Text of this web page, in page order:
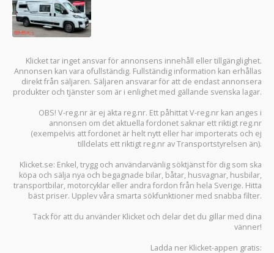
Klicket tar inget ansvar för annonsens innehåll eller tillgänglighet.
Annonsen kan vara ofullständig. Fullständig information kan erhållas
direkt från säljaren. Säljaren ansvarar för att de endast annonsera
produkter och tjänster som är i enlighet med gällande svenska lagar.
OBS! V-reg.nr är ej äkta reg.nr. Ett påhittat V-reg.nr kan anges i
annonsen om det aktuella fordonet saknar ett riktigt reg.nr
(exempelvis att fordonet är helt nytt eller har importerats och ej
tilldelats ett riktigt reg.nr av Transportstyrelsen än).
Klicket.se: Enkel, trygg och användarvänlig söktjänst för dig som ska
köpa och sälja nya och begagnade bilar, båtar, husvagnar, husbilar,
transportbilar, motorcyklar eller andra fordon från hela Sverige. Hitta
bäst priser. Upplev våra smarta sökfunktioner med snabba filter.
Tack för att du använder Klicket och delar det du gillar med dina
vänner!
Ladda ner Klicket-appen gratis: